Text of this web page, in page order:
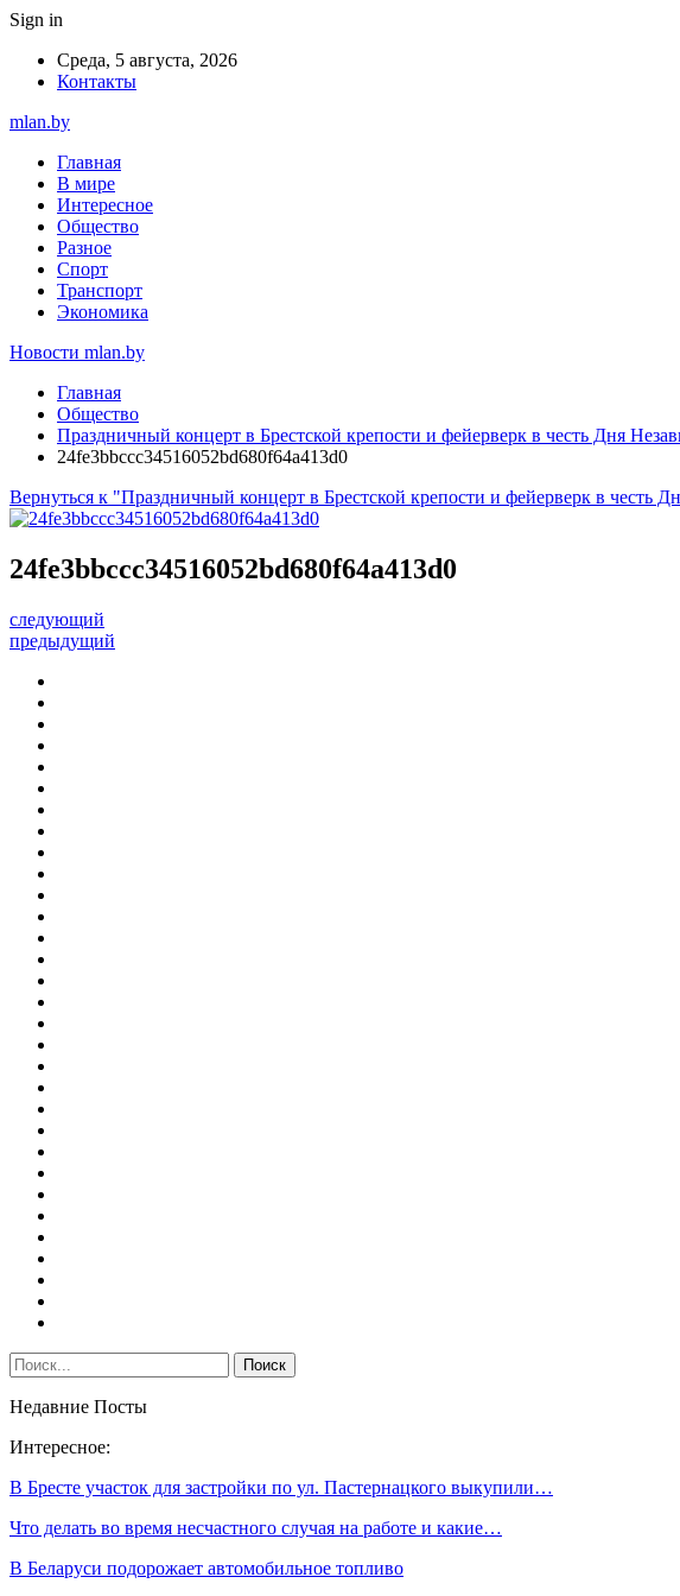
Sign in
Среда, 5 августа, 2026
Контакты
mlan.by
Главная
В мире
Интересное
Общество
Разное
Спорт
Транспорт
Экономика
Новости mlan.by
Главная
Общество
Праздничный концерт в Брестской крепости и фейерверк в честь Дня
24fe3bbccc34516052bd680f64a413d0
Вернуться к "Праздничный концерт в Брестской крепости и фейерверк в честь
24fe3bbccc34516052bd680f64a413d0
следующий
предыдущий
Недавние Посты
Интересное:
В Бресте участок для застройки по ул. Пастернацкого выкупили…
Что делать во время несчастного случая на работе и какие…
В Беларуси подорожает автомобильное топливо